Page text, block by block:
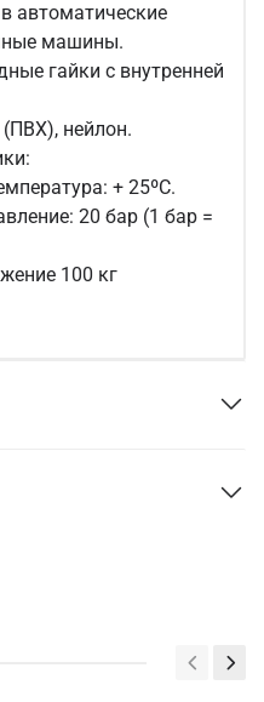
автоматические
машины.
гайки с внутренней
нейлон.
+ 25ºС.
20 бар (1 бар =
100 кг